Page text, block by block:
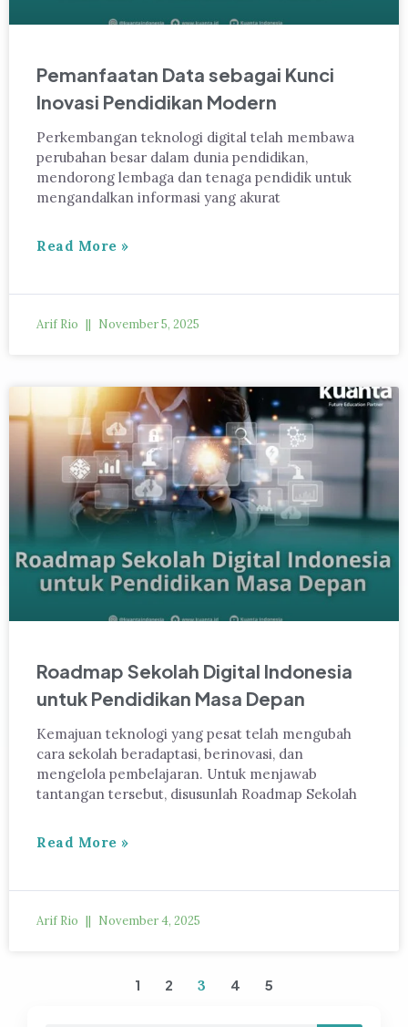
Pemanfaatan Data sebagai Kunci
Inovasi Pendidikan Modern
Perkembangan teknologi digital telah membawa
perubahan besar dalam dunia pendidikan,
mendorong lembaga dan tenaga pendidik untuk
mengandalkan informasi yang akurat
Read More »
Arif Rio November 5, 2025
Roadmap Sekolah Digital Indonesia
untuk Pendidikan Masa Depan
Kemajuan teknologi yang pesat telah mengubah
cara sekolah beradaptasi, berinovasi, dan
mengelola pembelajaran. Untuk menjawab
tantangan tersebut, disusunlah Roadmap Sekolah
Read More »
Arif Rio November 4, 2025
1 2 3 4 5